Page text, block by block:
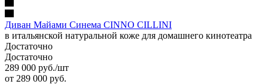
Диван Майами Синема CINNO CILLINI
в итальянской натуральной коже для домашнего кинотеатра
Достаточно
Достаточно
289 000 руб./шт
от 289 000 руб.